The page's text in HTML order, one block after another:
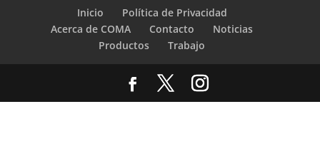
Inicio
Política de Privacidad
Acerca de COMA
Contacto
Noticias
Productos
Trabajo